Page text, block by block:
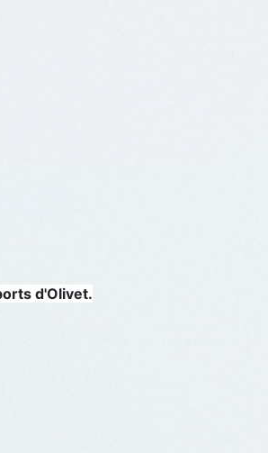
d'Olivet.